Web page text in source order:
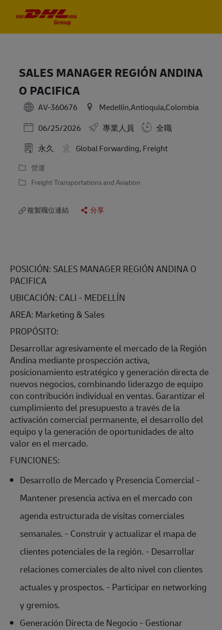
SALES MANAGER REGIÓN ANDINA
O PACIFICA
AV-360676
Medellín,Antioquia,Colombia
Posted Date
06/25/2026 專業人員
全職
永久
Global Forwarding, Freight
營運
Freight Transportations and Aviation
複製職位連結 分享
POSICIÓN: SALES MANAGER REGIÓN ANDINA O
PACIFICA
UBICACIÓN: CALI - MEDELLÍN
AREA: Marketing & Sales
PROPÓSITO:
Desarrollar agresivamente el mercado de la Región
Andina mediante prospección activa,
posicionamiento estratégico y generación directa de
nuevos negocios, combinando liderazgo de equipo
con contribución individual en ventas. Garantizar el
cumplimiento del presupuesto a través de la
activación comercial permanente, el desarrollo del
equipo y la generación de oportunidades de alto
valor en el mercado.
FUNCIONES:
Desarrollo de Mercado y Presencia Comercial -
Mantener presencia activa en el mercado con
agenda estructurada de visitas comerciales
semanales. - Construir y actualizar el mapa de
clientes potenciales de la región. - Desarrollar
relaciones comerciales de alto nivel con clientes
actuales y prospectos. - Participar en networking
y gremios.
Generación Directa de Negocio - Gestionar